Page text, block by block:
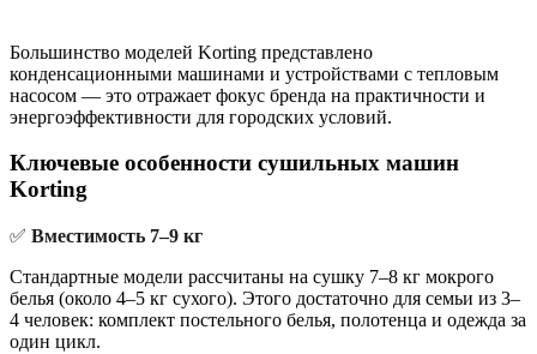
Большинство моделей Korting представлено
конденсационными машинами и устройствами с тепловым
насосом — это отражает фокус бренда на практичности и
энергоэффективности для городских условий.
Ключевые особенности сушильных машин
Korting
✅ Вместимость 7–9 кг
Стандартные модели рассчитаны на сушку 7–8 кг мокрого
белья (около 4–5 кг сухого). Этого достаточно для семьи из 3–
4 человек: комплект постельного белья, полотенца и одежда за
один цикл.